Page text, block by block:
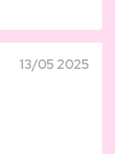
13/05 2025